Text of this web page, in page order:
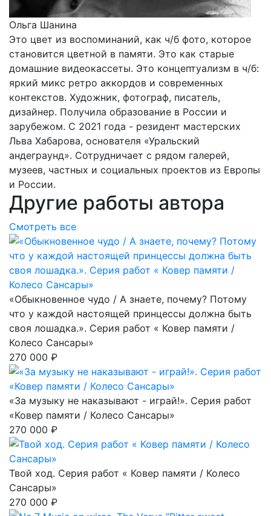
Ольга Шанина
Это цвет из воспоминаний, как ч/б фото, которое
становится цветной в памяти. Это как старые
домашние видеокассеты. Это концептуализм в ч/б:
яркий микс ретро аккордов и современных
контекстов. Художник, фотограф, писатель,
дизайнер. Получила образование в России и
зарубежом. С 2021 года - резидент мастерских
Льва Хабарова, основателя «Уральский
андеграунд». Сотрудничает с рядом галерей,
музеев, частных и социальных проектов из Европы
и России.
Другие работы автора
Смотреть все
«Обыкновенное чудо / А знаете, почему? Потому
что у каждой настоящей принцессы должна быть
своя лошадка.». Серия работ « Ковер памяти /
Колесо Сансары»
270 000 ₽
«За музыку не наказывают - играй!». Серия работ
«Ковер памяти / Колесо Сансары»
270 000 ₽
Твой ход. Серия работ « Ковер памяти / Колесо
Сансары»
270 000 ₽